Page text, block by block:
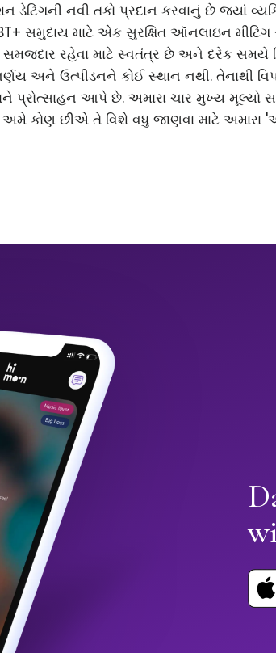
ડેટિંગની નવી તકો પ્રદાન કરવાનું છે જ્યાં
સમુદાય માટે એક સુરક્ષિત ઑનલાઇન
સમજદાર રહેવા માટે સ્વતંત્ર છે અને દરેક સમયે
અને ઉત્પીડનને કોઈ સ્થાન નથી. તેનાથી
પ્રોત્સાહન આપે છે. અમારા ચાર મુખ્ય મૂલ્યો
કોણ છીએ તે વિશે વધુ જાણવા માટે અમારા